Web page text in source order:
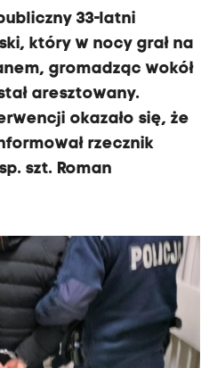
33-latni
który w nocy grał na
gromadząc wokół
aresztowany.
okazało się, że
rzecznik
szt. Roman